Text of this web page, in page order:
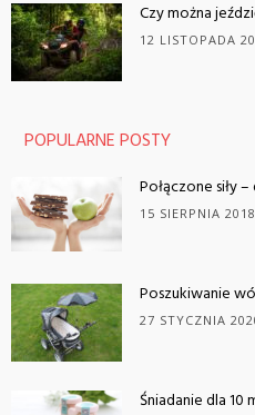
Czy można
12 LISTOPADA
POPULARNE POSTY
Połączone siły
15 SIERPNIA 2018
Poszukiwanie
27 STYCZNIA
Śniadanie dla